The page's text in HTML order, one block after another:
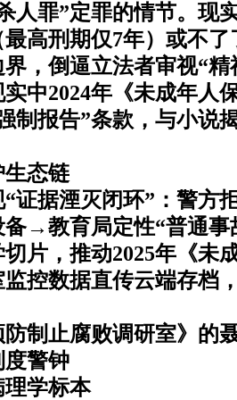
人罪”定罪的情节。现
高刑期仅7年）或不
，倒逼立法者审视“
中2024年《未成年人
制报告”条款，与小说
生态链
“证据湮灭闭环”：警方
→教育局定性“普通事
片，推动2025年《未
控数据直传云端存档
制止腐败调研室》的
度警钟
学标本